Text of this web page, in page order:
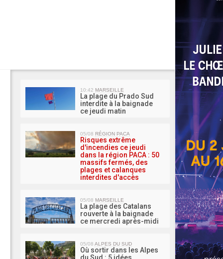
MA
10:42 MARSEILLE
La plage du Prado Sud
interdite à la baignade
ce jeudi matin
05/08 RÉGION PACA
Risques extrême
d'incendies ce jeudi
dans la région PACA : 50
massifs fermés, des
plages et calanques
interdites d'accès
05/08 MARSEILLE
La plage des Catalans
rouverte à la baignade
ce mercredi après-midi
05/08 ALPES DU SUD
Où sortir dans les Alpes